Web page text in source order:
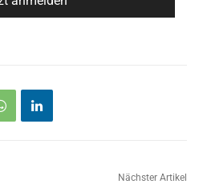
Nächster Artikel